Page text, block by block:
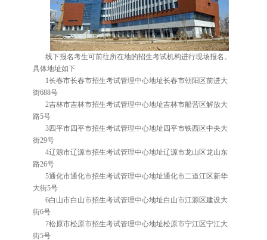
线下报名考生可前往所在地的招生考试机构进行现场报名。
具体地址如下
1长春市长春市招生考试管理中心地址长春市朝阳区前进大
街688号
2吉林市吉林市招生考试管理中心地址吉林市船营区解放大
路5号
3四平市四平市招生考试管理中心地址四平市铁西区中央大
街29号
4辽源市辽源市招生考试管理中心地址辽源市龙山区龙山东
路26号
5通化市通化市招生考试管理中心地址通化市二道江区新华
大街5号
6白山市白山市招生考试管理中心地址白山市江源区建设大
街6号
7松原市松原市招生考试管理中心地址松原市宁江区宁江大
街5号